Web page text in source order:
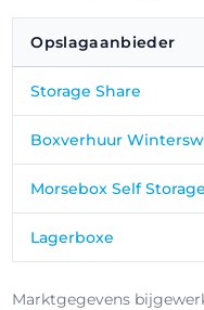
Opslagaanbieder
Storage Share
Boxverhuur
Morsebox Self Storage
Lagerboxe
Marktgegevens